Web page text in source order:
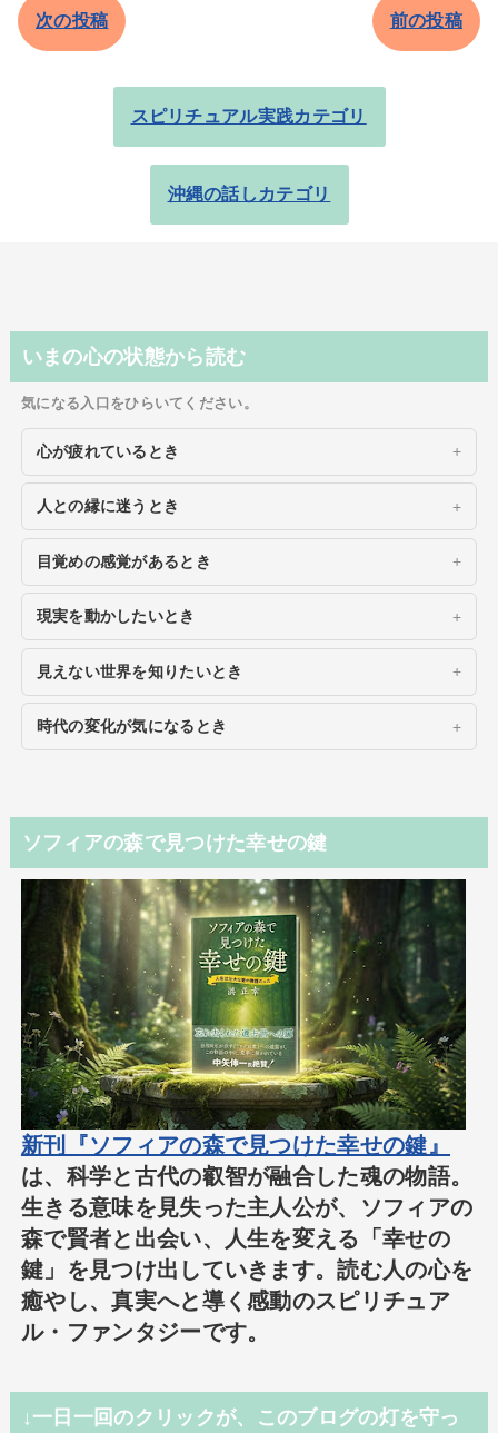
次の投稿 前の投稿
スピリチュアル実践カテゴリ
沖縄の話しカテゴリ
いまの心の状態から読む
気になる入口をひらいてください。
心が疲れているとき
人との縁に迷うとき
目覚めの感覚があるとき
現実を動かしたいとき
見えない世界を知りたいとき
時代の変化が気になるとき
ソフィアの森で見つけた幸せの鍵
新刊『ソフィアの森で見つけた幸せの鍵』
は、科学と古代の叡智が融合した魂の物語。
生きる意味を見失った主人公が、ソフィアの
森で賢者と出会い、人生を変える「幸せの
鍵」を見つけ出していきます。読む人の心を
癒やし、真実へと導く感動のスピリチュア
ル・ファンタジーです。
↓一日一回のクリックが、このブログの灯を守っ